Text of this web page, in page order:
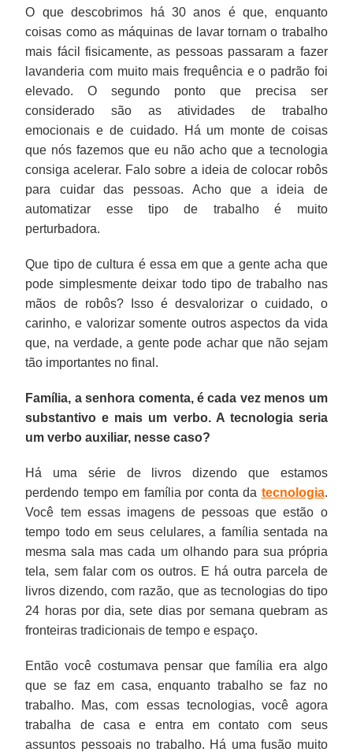
O que descobrimos há 30 anos é que, enquanto
coisas como as máquinas de lavar tornam o trabalho
mais fácil fisicamente, as pessoas passaram a fazer
lavanderia com muito mais frequência e o padrão foi
elevado. O segundo ponto que precisa ser
considerado são as atividades de trabalho
emocionais e de cuidado. Há um monte de coisas
que nós fazemos que eu não acho que a tecnologia
consiga acelerar. Falo sobre a ideia de colocar robôs
para cuidar das pessoas. Acho que a ideia de
automatizar esse tipo de trabalho é muito
perturbadora.
Que tipo de cultura é essa em que a gente acha que
pode simplesmente deixar todo tipo de trabalho nas
mãos de robôs? Isso é desvalorizar o cuidado, o
carinho, e valorizar somente outros aspectos da vida
que, na verdade, a gente pode achar que não sejam
tão importantes no final.
Família, a senhora comenta, é cada vez menos um
substantivo e mais um verbo. A tecnologia seria
um verbo auxiliar, nesse caso?
Há uma série de livros dizendo que estamos
perdendo tempo em família por conta da tecnologia.
Você tem essas imagens de pessoas que estão o
tempo todo em seus celulares, a família sentada na
mesma sala mas cada um olhando para sua própria
tela, sem falar com os outros. E há outra parcela de
livros dizendo, com razão, que as tecnologias do tipo
24 horas por dia, sete dias por semana quebram as
fronteiras tradicionais de tempo e espaço.
Então você costumava pensar que família era algo
que se faz em casa, enquanto trabalho se faz no
trabalho. Mas, com essas tecnologias, você agora
trabalha de casa e entra em contato com seus
assuntos pessoais no trabalho. Há uma fusão muito